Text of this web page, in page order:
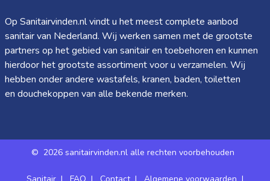
Op Sanitairvinden.nl vindt u het meest complete aanbod
sanitair van Nederland. Wij werken samen met de grootste
partners op het gebied van sanitair en toebehoren en kunnen
hierdoor het grootste assortiment voor u verzamelen. Wij
hebben onder andere wastafels, kranen, baden, toiletten
en douchekoppen van alle bekende merken.
© 2026 sanitairvinden.nl alle rechten voorbehouden